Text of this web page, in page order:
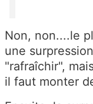
Non, non....le
une
"rafraîchir",
il faut monter